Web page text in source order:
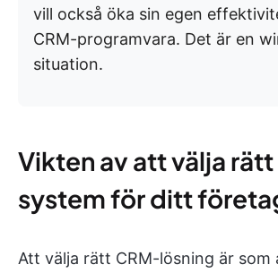
vill också öka sin egen
CRM-programvara. Det är en
situation.
Vikten av att välja
system för ditt
Att välja rätt CRM-lösning är som